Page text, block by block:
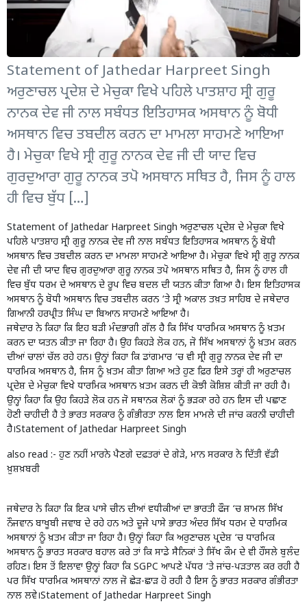
Statement of Jathedar Harpreet Singh
ਅਰੁਣਾਚਲ ਪ੍ਰਦੇਸ਼ ਦੇ ਮੇਚੁਕਾ ਵਿਖੇ ਪਹਿਲੇ ਪਾਤਸ਼ਾਹ ਸ੍ਰੀ ਗੁਰੂ
ਨਾਨਕ ਦੇਵ ਜੀ ਨਾਲ ਸਬੰਧਤ ਇਤਿਹਾਸਕ ਅਸਥਾਨ ਨੂੰ ਬੋਧੀ
ਅਸਥਾਨ ਵਿਚ ਤਬਦੀਲ ਕਰਨ ਦਾ ਮਾਮਲਾ ਸਾਹਮਣੇ ਆਇਆ
ਹੈ। ਮੇਚੁਕਾ ਵਿਖੇ ਸ੍ਰੀ ਗੁਰੂ ਨਾਨਕ ਦੇਵ ਜੀ ਦੀ ਯਾਦ ਵਿਚ
ਗੁਰਦੁਆਰਾ ਗੁਰੂ ਨਾਨਕ ਤਪੋ ਅਸਥਾਨ ਸਥਿਤ ਹੈ, ਜਿਸ ਨੂੰ ਹਾਲ
ਹੀ ਵਿਚ ਬੁੱਧ […]
Statement of Jathedar Harpreet Singh ਅਰੁਣਾਚਲ ਪ੍ਰਦੇਸ਼ ਦੇ ਮੇਚੁਕਾ ਵਿਖੇ
ਪਹਿਲੇ ਪਾਤਸ਼ਾਹ ਸ੍ਰੀ ਗੁਰੂ ਨਾਨਕ ਦੇਵ ਜੀ ਨਾਲ ਸਬੰਧਤ ਇਤਿਹਾਸਕ ਅਸਥਾਨ ਨੂੰ ਬੋਧੀ
ਅਸਥਾਨ ਵਿਚ ਤਬਦੀਲ ਕਰਨ ਦਾ ਮਾਮਲਾ ਸਾਹਮਣੇ ਆਇਆ ਹੈ। ਮੇਚੁਕਾ ਵਿਖੇ ਸ੍ਰੀ ਗੁਰੂ ਨਾਨਕ
ਦੇਵ ਜੀ ਦੀ ਯਾਦ ਵਿਚ ਗੁਰਦੁਆਰਾ ਗੁਰੂ ਨਾਨਕ ਤਪੋ ਅਸਥਾਨ ਸਥਿਤ ਹੈ, ਜਿਸ ਨੂੰ ਹਾਲ ਹੀ
ਵਿਚ ਬੁੱਧ ਧਰਮ ਦੇ ਅਸਥਾਨ ਦੇ ਰੂਪ ਵਿਚ ਬਦਲ ਦੀ ਯਤਨ ਕੀਤਾ ਗਿਆ ਹੈ। ਇਸ ਇਤਿਹਾਸਕ
ਅਸਥਾਨ ਨੂੰ ਬੋਧੀ ਅਸਥਾਨ ਵਿਚ ਤਬਦੀਲ ਕਰਨ ‘ਤੇ ਸ੍ਰੀ ਅਕਾਲ ਤਖ਼ਤ ਸਾਹਿਬ ਦੇ ਜਥੇਦਾਰ
ਗਿਆਨੀ ਹਰਪ੍ਰੀਤ ਸਿੰਘ ਦਾ ਬਿਆਨ ਸਾਹਮਣੇ ਆਇਆ ਹੈ।
ਜਥੇਦਾਰ ਨੇ ਕਿਹਾ ਕਿ ਇਹ ਬੜੀ ਮੰਦਭਾਗੀ ਗੱਲ ਹੈ ਕਿ ਸਿੱਖ ਧਾਰਮਿਕ ਅਸਥਾਨ ਨੂੰ ਖ਼ਤਮ
ਕਰਨ ਦਾ ਯਤਨ ਕੀਤਾ ਜਾ ਰਿਹਾ ਹੈ। ਉਹ ਕਿਹੜੇ ਲੋਕ ਹਨ, ਜੋ ਸਿੱਖ ਅਸਥਾਨਾਂ ਨੂੰ ਖ਼ਤਮ ਕਰਨ
ਦੀਆਂ ਚਾਲਾਂ ਚੱਲ ਰਹੇ ਹਨ। ਉਨ੍ਹਾਂ ਕਿਹਾ ਕਿ ਡਾਂਗਮਾਰ ‘ਚ ਵੀ ਸ੍ਰੀ ਗੁਰੂ ਨਾਨਕ ਦੇਵ ਜੀ ਦਾ
ਧਾਰਮਿਕ ਅਸਥਾਨ ਹੈ, ਜਿਸ ਨੂੰ ਖ਼ਤਮ ਕੀਤਾ ਗਿਆ ਅਤੇ ਹੁਣ ਫ਼ਿਰ ਇਸੇ ਤਰ੍ਹਾਂ ਹੀ ਅਰੁਣਾਚਲ
ਪ੍ਰਦੇਸ਼ ਦੇ ਮੇਚੁਕਾ ਵਿਖੇ ਧਾਰਮਿਕ ਅਸਥਾਨ ਖ਼ਤਮ ਕਰਨ ਦੀ ਕੋਝੀ ਕੋਸ਼ਿਸ਼ ਕੀਤੀ ਜਾ ਰਹੀ ਹੈ।
ਉਨ੍ਹਾਂ ਕਿਹਾ ਕਿ ਉਹ ਕਿਹੜੇ ਲੋਕ ਹਨ ਜੋ ਸਥਾਨਕ ਲੋਕਾਂ ਨੂੰ ਭੜਕਾ ਰਹੇ ਹਨ ਇਸ ਦੀ ਪਛਾਣ
ਹੋਣੀ ਚਾਹੀਦੀ ਹੈ ਤੇ ਭਾਰਤ ਸਰਕਾਰ ਨੂੰ ਗੰਭੀਰਤਾ ਨਾਲ ਇਸ ਮਾਮਲੇ ਦੀ ਜਾਂਚ ਕਰਨੀ ਚਾਹੀਦੀ
ਹੈ।Statement of Jathedar Harpreet Singh
also read :- ਹੁਣ ਨਹੀਂ ਮਾਰਨੇ ਪੈਣਗੇ ਦਫ਼ਤਰਾਂ ਦੇ ਗੇੜੇ, ਮਾਨ ਸਰਕਾਰ ਨੇ ਦਿੱਤੀ ਵੱਡੀ
ਖ਼ੁਸ਼ਖ਼ਬਰੀ
ਜਥੇਦਾਰ ਨੇ ਕਿਹਾ ਕਿ ਇਕ ਪਾਸੇ ਚੀਨ ਦੀਆਂ ਵਧੀਕੀਆਂ ਦਾ ਭਾਰਤੀ ਫੌਜ ‘ਚ ਸ਼ਾਮਲ ਸਿੱਖ
ਨੌਜਵਾਨ ਬਾਖੂਬੀ ਜਵਾਬ ਦੇ ਰਹੇ ਹਨ ਅਤੇ ਦੂਜੇ ਪਾਸੇ ਭਾਰਤ ਅੰਦਰ ਸਿੱਖ ਧਰਮ ਦੇ ਧਾਰਮਿਕ
ਅਸਥਾਨਾਂ ਨੂੰ ਖ਼ਤਮ ਕੀਤਾ ਜਾ ਰਿਹਾ ਹੈ। ਉਨ੍ਹਾਂ ਕਿਹਾ ਕਿ ਅਰੁਣਾਚਲ ਪ੍ਰਦੇਸ਼ ‘ਚ ਧਾਰਮਿਕ
ਅਸਥਾਨ ਨੂੰ ਭਾਰਤ ਸਰਕਾਰ ਬਹਾਲ ਕਰੇ ਤਾਂ ਕਿ ਸਾਡੇ ਸੈਨਿਕਾਂ ਤੇ ਸਿੱਖ ਕੌਮ ਦੇ ਵੀ ਹੌਂਸਲੇ ਬੁਲੰਦ
ਰਹਿਣ। ਇਸ ਤੋਂ ਇਲਾਵਾ ਉਨ੍ਹਾਂ ਕਿਹਾ ਕਿ SGPC ਆਪਣੇ ਪੱਧਰ ‘ਤੇ ਜਾਂਚ-ਪੜਤਾਲ ਕਰ ਰਹੀ ਹੈ
ਪਰ ਸਿੱਖ ਧਾਰਮਿਕ ਅਸਥਾਨਾਂ ਨਾਲ ਜੋ ਛੇੜ-ਛਾੜ ਹੋ ਰਹੀ ਹੈ ਇਸ ਨੂੰ ਭਾਰਤ ਸਰਕਾਰ ਗੰਭੀਰਤਾ
ਨਾਲ ਲਵੇ।Statement of Jathedar Harpreet Singh